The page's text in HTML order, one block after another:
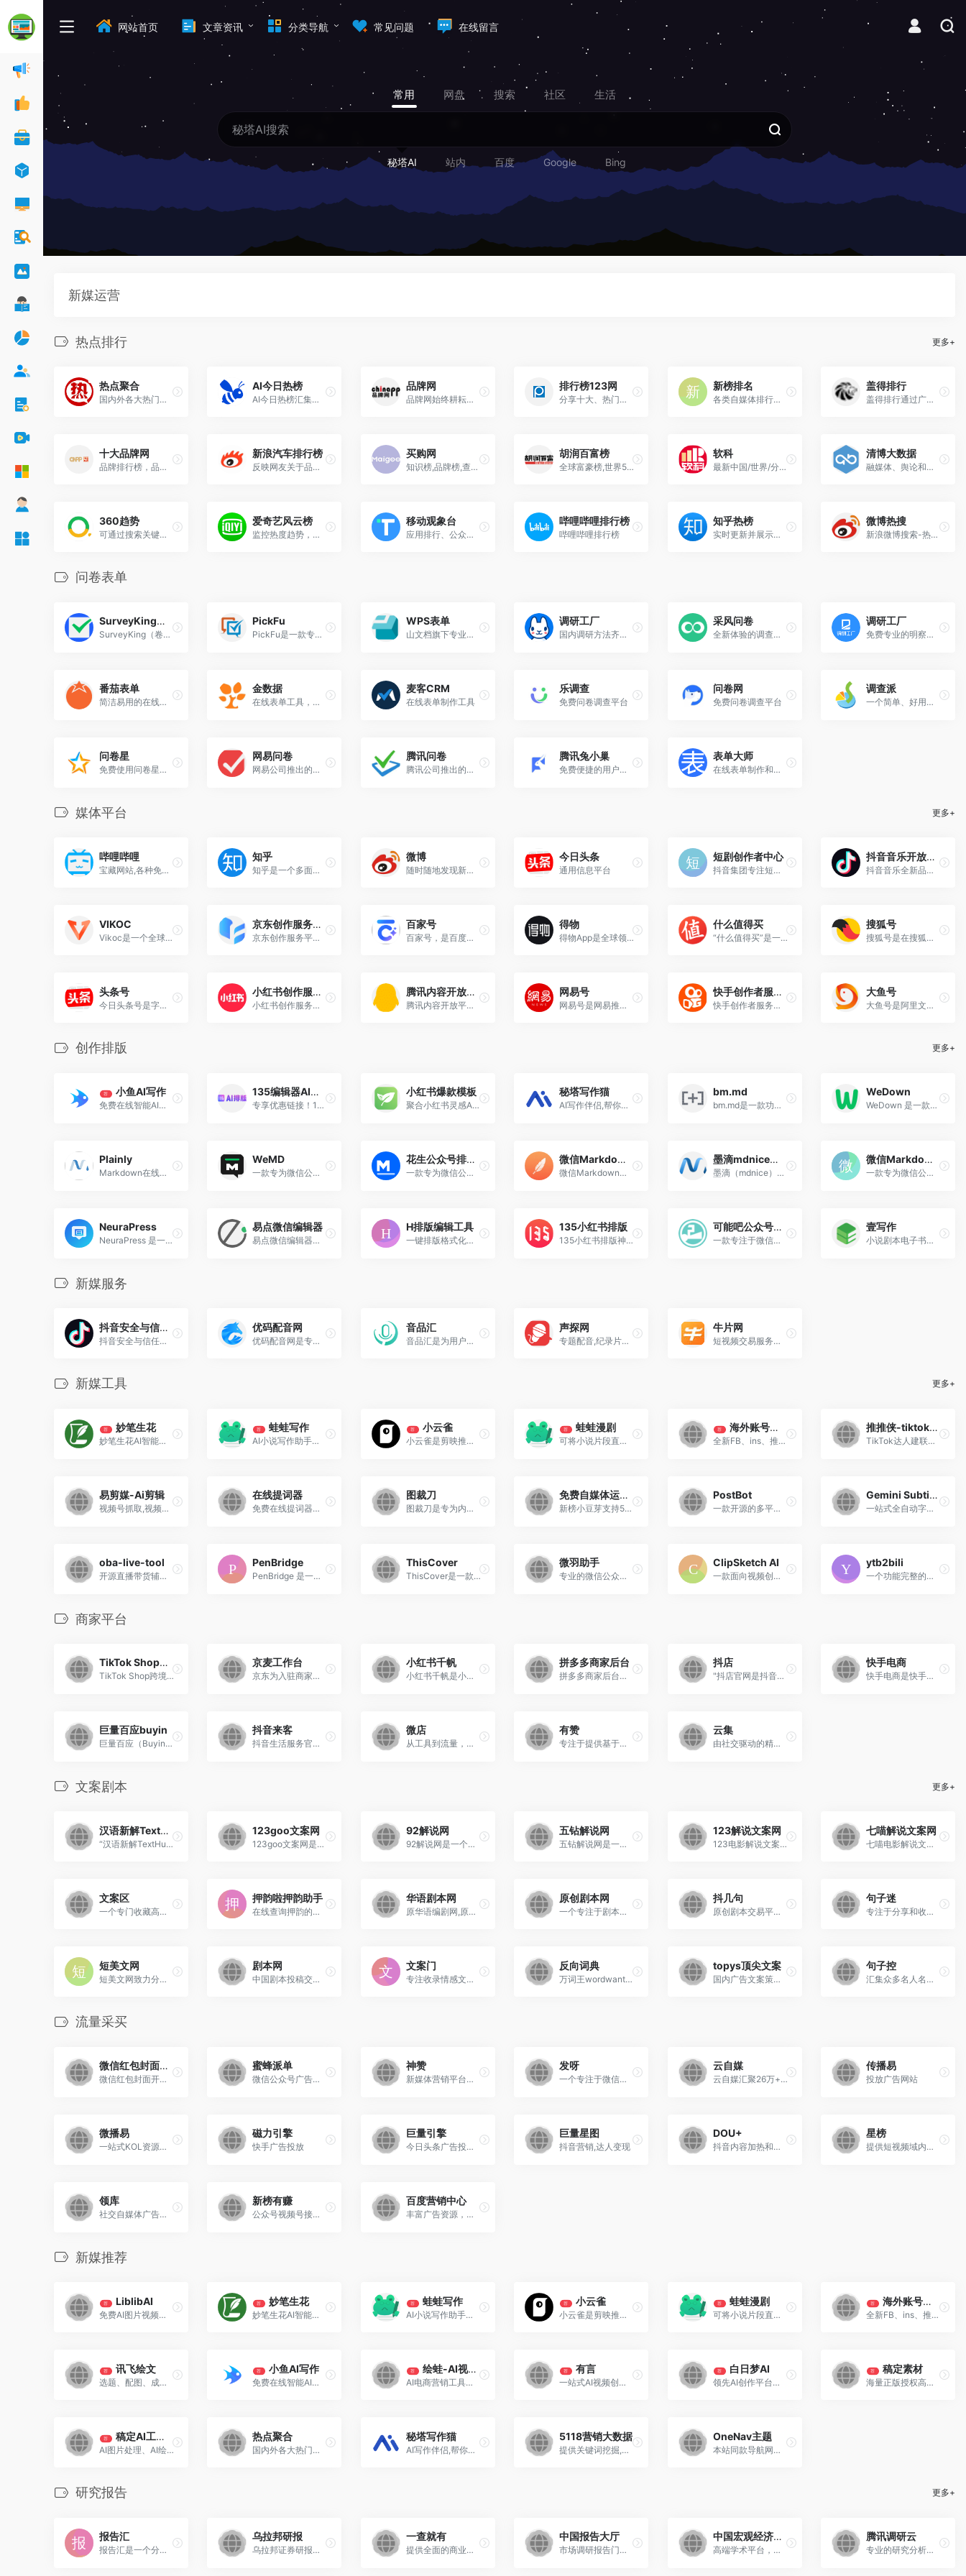
网站首页 文章资讯 分类导航 常见问题 在线留言
常用 网盘 搜索 社区 生活
秘塔AI 站内 百度 Google Bing
新媒运营
热点排行 更多+
热点聚合
国内外各大热门网站的聚合信息、热榜、榜单
AI今日热榜
AI今日热榜汇集全球顶尖来源的最新AI新闻、研究和趋势，快速追踪信息来源，为您节省宝贵时间。
品牌网
品牌网始终耕耘于品牌服务领域，品牌大数据一站式服务平台，也是查品牌，找品牌的首选平台，助力企业品牌扬帆远航
排行榜123网
分享十大、热门、人气排行榜,品牌排行榜
新榜排名
各类自媒体排行榜单
盖得排行
盖得排行通过广泛收集全球最专业的消费测评数据，结合独立调研测评，发布公正的消费排行榜
十大品牌网
品牌排行榜，品牌网门户
新浪汽车排行榜
反映网友关于品牌和车型的热度、销量、网友口碑等的综合评价
买购网
知识榜,品牌榜,查排行,品牌十大与知识生活十大排行榜门户
胡润百富榜
全球富豪榜,世界500强,富豪榜查询
软科
最新中国/世界/分专业的大学排名
清博大数据
融媒体、舆论和产业营销大数据服务者
360趋势
可通过搜索关键词，快速获取热度趋势、理解用户真实需求、了解关键字搜索的人群属性。
爱奇艺风云榜
监控热度趋势，分析视频看点，洞察受众兴趣
移动观象台
应用排行、公众号排行、App Store排行、终端指数、数据报告、市场洞察，用户画像
哔哩哔哩排行榜
哔哩哔哩排行榜
知乎热榜
实时更新并展示当前最热门的话题和问题
微博热搜
新浪微博搜索-热搜榜
问卷表单
SurveyKing卷王
SurveyKing（卷王）是一款功能全面、部署便捷的开源调查问卷与考试系统，凭借丰富的题型支持、灵活的逻辑配置和高效的部署方案，成为个人与企业级问卷调研、在线考试的优质选择。
PickFu
PickFu是一款专注于消费者研究和市场调研的在线工具，旨在通过问卷调查、A/B测试等方式为用户提供即时、真实且有价值的消费者反馈。
WPS表单
山文档旗下专业的信息收集工具
调研工厂
国内调研方法齐全、质量把控透明的调研平台
采风问卷
全新体验的调查问卷，表单，评测等调研平台
调研工厂
免费专业的明察暗访与问卷调查平台
番茄表单
简洁易用的在线表单设计、数据管理工具
金数据
在线表单工具，快速创建问卷调查、活动报名、意见反馈、信息登记、在线订单、考试测评等表单
麦客CRM
在线表单制作工具
乐调查
免费问卷调查平台
问卷网
免费问卷调查平台
调查派
一个简单、好用的免费自助调查工具
问卷星
免费使用问卷星创建问卷调查、在线考试、360度评估等应用
网易问卷
网易公司推出的一款易于上手高效快捷的在线问卷设计分析平台
腾讯问卷
腾讯公司推出的免费、专业的问卷调查系统
腾讯兔小巢
免费便捷的用户意见反馈服务平台
表单大师
在线表单制作和数据收集分析工具
媒体平台 更多+
哔哩哔哩
宝藏网站,各种免费教程
知乎
知乎是一个多面向的中文互联网平台，它不仅是一个问答社区，也是一个内容分享和讨论的场所。
微博
随时随地发现新鲜事
今日头条
通用信息平台
短剧创作者中心
抖音集团专注短剧全链路生产撮合的服务平台，是短剧创作中心、短剧版权中心、短剧服务平台。面向编剧、导演、演员、版权方等全品类短剧创作者开放免费入驻并提供创作服务。
抖音音乐开放平台
抖音音乐全新品牌“抖音音乐开放平台”打造一站式音乐人服务平台，在音乐的浩瀚星河，让有温度的音乐创作人入驻，为优秀音乐作品创造价值
VIKOC
Vikoc是一个全球视频创作服务平台，旨在将品牌与视频创作者、自由职业者和影响者连接起来。平台提供多种服务，包括内容创作和分发，为创作者提供了一个展示作品和变现技能的平台。
京东创作服务平台
京东创作服务平台是一个专为内容创作者设计的一站式服务平台，平台支持图文、视频、直播等多种内容形式的发布，并为创作者提供流量和佣金支持。
百家号
百家号，是百度为创作者打造的集创作、发布、变现于一体的内容创作平台，也是众多企业号实现营销转化的运营新阵地。
得物
得物App是全球领先的集正品潮流装备、潮流商品鉴别、潮流生活社区于一体的新一代潮流网购社区。“多道鉴别查验工序”的平台品控，为新世代消费者带来更安心的网购体验。
什么值得买
“什么值得买”是一个中国领先的消费导购与评价平台，主要为用户提供高性价比商品和优质服务的推荐。其核心功能包括商品评测、用户评价、优惠信息、购物攻略等，帮助用户做出更明智的购物决策。
搜狐号
搜狐号是在搜狐门户改革背景下全新打造的分类内容的入驻、发布和分发全平台，是集中搜狐网、手机搜狐网和搜狐新闻客户端三端资源大力推广媒体和自媒体优质内容的平台。
头条号
今日头条号是字节跳动公司推出的一款自媒体平台，旨在帮助个人、媒体、机构、企业等创作者通过内容创作实现价值变现。
小红书创作服务平台
小红书创作服务平台为小红书创作者和机构提供视频上传、数据分析、粉丝管理、创作指导等多项运营服务，助力用户解锁更多创作者专属功能，体验高效创作！
腾讯内容开放平台
腾讯内容开放平台是腾讯公司推出的一站式内容创作与运营平台，该平台通过整合腾讯旗下的多个流量平台（如微信、QQ、QQ空间、浏览器、腾讯新闻、腾讯视频等）。
网易号
网易号是网易推出的一个自媒体内容分发与品牌助推平台，旨在为内容创作者提供全方位的解决方案，包括内容分发、用户连接、品牌传播和商业化变现等服务。
快手创作者服务平台
快手创作者服务平台为创作者和机构提供强大的运营管理、高清视频上传、多维度数据分析、内容生产等辅助工具、依托平台丰富的资源提供热点趋势，更好的服务每个创作者。
大鱼号
大鱼号是阿里文娱体系为内容创作者提供的统一账号。大鱼号实现了阿里文娱体系一点接入，多点分发。内容创作者一点接入大鱼号，上传图文/视频可被分发到UC、优酷、土豆、淘系客户端等。
创作排版 更多+
荐 小鱼AI写作
免费在线智能AI写作平台,AI自动生成高质量原创内容
135编辑器AI排版
专享优惠链接！135编辑器的AI排版功能是一款专为公众号设计的智能图文排版工具，旨在帮助用户高效、便捷地完成图文内容的排版。
小红书爆款模板
聚合小红书灵感AI、爆款模板/标题/表情包、内容违规词检测等相关功能，为自媒体运营者高效编辑小红书笔记，免费无广，方便好用
秘塔写作猫
AI写作伴侣,帮你推敲用语、斟酌文法、改写文风,还能实时同步翻译
bm.md
bm.md是一款功能强大的开源Markdown排版助手，旨在帮助内容创作者高效、美观地排版文章，并实现一键多平台适配。
WeDown
WeDown 是一款专为微信公众号设计的免费Markdown 编辑器，支持实时预览、多主题切换、图床管理、一键复制。免费在线使用，无需安装，让内容创作更高效。
Plainly
Markdown在线编辑器，支持Windows和macOS系统，支持一键导出微信和知乎格式。
WeMD
一款专为微信公众号内容创作者打造的开源免费在线 Markdown 编辑工具,该平台致力于解决微信公众号原生编辑器对 Markdown 语法支持不足的问题，帮助用户高效、美观地排版文章。
花生公众号排版器
一款专为微信公众号打造的 Markdown 编辑器，它的核心定位是让自媒体创作者在撰写图文时，能够像写代码一样使用 Markdown 语法，同时通过实时预览快速看到排版效果。
微信Markdown编辑器
微信Markdown编辑器是一款专为微信公众号内容创作者设计的强大工具，它能够将Markdown文档自动即时渲染为微信图文，让用户彻底摆脱繁琐的排版工作。
墨滴mdnice编辑器
墨滴（mdnice）编辑器是一款专为Markdown排版优化的编辑工具，主要面向微信公众号、知乎和稀土掘金等平台的用户。
微信Markdown编辑器
一款专为微信公众号排版设计的高效工具，旨在简化内容创作者的排版流程
NeuraPress
NeuraPress 是一个将 Markdown 内容转换为微信公众号内容的工具，它允许用户无需进行任何调整即可一键复制 Markdown 内容到微信公众号中使用。
易点微信编辑器
易点微信编辑器是专为微信小编量身定做的一款微信公众号内容排版编辑工具，将以简洁的界面，精美的素材，强大的功能持续为广大微信公众号从业者提供服务。
H排版编辑工具
一键排版格式化在线网编工具，可以实现一键清除新闻文章等多余格式代码，一键排版网络文章、word文件实现快速格式化。在线一键排版网编工具帮助网络编辑提高文章排版工作效率。
135小红书排版
135小红书排版神器是一款专为小红书平台设计的AI智能排版工具，旨在帮助用户优化笔记的视觉效果和内容布局，提升笔记的吸引力和阅读体验
可能吧公众号排版器
一款专注于微信公众号文章排版的Markdown编辑工具
壹写作
小说剧本电子书创作工具
新媒服务
抖音安全与信任中心
抖音安全与信任中心旨在通过公开推荐算法原理、治理标准和用户服务机制，回应公众关切，接受社会监督，并构建更加健康和谐的网络环境。
优码配音网
优码配音网是专业的网络在线配音软件，提供在线文字转语音，语音合成助手，广告配音，真人主播配音，宣传片配音等网络配音软件服务，签约多位实力配音主播，为大家打造最专业的在线配音体验。
音品汇
音品汇是为用户提供文字转语音在线转化服务，文字转语音准确率达99%，文字转语音完成后可配乐用于广告配音，专题片配音等在线配音功能
声探网
专题配音,纪录片配音,解说录音动画配音网站
牛片网
短视频交易服务平台
新媒工具 更多+
荐 妙笔生花
妙笔生花AI智能创作助手专注长篇网文创作、短剧剧本创作，并配有拆书改编、拆书续写，让一条故事线从素材到成稿高效落地
荐 蛙蛙写作
AI小说写作助手，一站式润色、改写、扩写
荐 小云雀
小云雀是剪映推出的一款AI视频和图片创作助手，旨在帮助用户轻松实现零门槛的视频创作。只需输入指令，AI即可高效完成视频制作、数字人口播视频、设计图和图片换背景等任务。
荐 蛙蛙漫剧
可将小说片段直接生成AI漫剧，系统自动完成镜头拆分、角色绘制、配音合成到视频制作的一系列工作。
荐 海外账号交易平台
全新FB、ins、推特、tiktok、YouTube、Gmail登账号零售批发！
推推侠-tiktok达人建联
TikTok达人建联神器 让达人合作从”大海捞针”到”精准爆破”
易剪媒-Ai剪辑
视频号抓取,视频翻译,批量剪辑。聚合式Ai剪辑工具，支持视频翻译、万能资源嗅探、视频综合处理、二创去重、提文案加字幕、多模式合成、分镜混剪等。
在线提词器
免费在线提词器网页版，适用于直播、视频录制、在线授课和演讲等场合，帮助用户避免忘词，使发言更加流畅自然。
图裁刀
图裁刀是专为内容创作者设计的在线图片裁剪工具，支持JPG、PNG、WebP、HEIC格式，内置各大社交媒体平台预设尺寸，让分辨率和宽高比不再成为您的困扰。
免费自媒体运营神器
新榜小豆芽支持50+自媒体平台账号多开管理，作品一键分发，评论/私信聚合管理，爆款标题库/AI生成文章/标题，作品数据查看及链接导出，助力自媒体达人提高效率
PostBot
一款开源的多平台内容同步分发生产力工具，支持将文章、笔记、动态、图片、视频、音频等内容，一键同步发布至主流媒体平台。
Gemini Subtitle Pro
一站式全自动字幕生成软件，下载、转录、翻译、压制全流程覆盖，无需人工介入
oba-live-tool
开源直播带货辅助工具，旨在提升电商主播的运营效率。支持平台：抖音小店、巨量百应、抖音团购、小红书、视频号、快手小店、淘宝
PenBridge
PenBridge 是一款开源免费桌面应用，帮助你管理文章并一键发布到腾讯云开发者社区、掘金等技术平台。 支持 Markdown 编辑、定时发布、多平台同步。
ThisCover
ThisCover是一款专注于为博客、社交媒体以及自媒体创作者提供高质量封面图（Cover Image）生成与编辑的在线工具。
微羽助手
专业的微信公众号运营助手，提供多账号管理、AI 智能写作、精美排版、数据分析等全方位功能，助您打造爆款文章。
ClipSketch AI
一款面向视频创作者、社交媒体运营者及二次创作爱好者的AI驱动型内容创作工具，致力于将视频中的精彩瞬间一键转化为手绘风格的故事板，并自动生成适配社交平台的爆款文案。
ytb2bili
一个功能完整的视频自动化处理系统，支持从 YouTube 等平台下载视频，自动生成字幕、翻译内容、生成元数据，并定时上传到 Bilibili。
商家平台
TikTok Shop跨境电商
TikTok Shop跨境电商，覆盖美国、英国、沙特阿拉伯及东南亚市场！现在入驻，带你轻松打造全球爆品，好货卖全球，开启您的生意增长之旅！
京麦工作台
京东为入驻商家量身打造的一站式店铺运营管理平台，旨在通过整合京东及第三方资源，提供高效的数据支撑和工具服务，帮助商家实现店铺运营的数字化、智能化和协同化。
小红书千帆
小红书千帆是小红书专为入驻商家推出的社交内容电商解决方案平台，旨在通过“小红书+内容+社区”的生态帮助品牌实现高效变现。
拼多多商家后台
拼多多商家后台是拼多多平台为商家提供的一站式管理工具，旨在帮助商家高效运营店铺、提升销售业绩并优化客户体验。
抖店
"抖店官网是抖音电商官方商家入驻平台的登录入口，提供了一站式的商家开店服务。在这里，商家可以轻松地注册账号、创建店铺、管理商品、处理订单等。
快手电商
快手电商是快手平台上的一项重要业务，依托短视频和直播的形式，通过社交互动和内容推荐，为用户提供商品展示和购买服务。
巨量百应buyin
巨量百应（Buyin）是字节跳动旗下的一款内容电商综合服务平台，旨在为抖音电商生态中的达人、机构和商家等提供全面的工具支持。
抖音来客
抖音生活服务官方提供的商家经营平台
微店
从工具到流量，一站式解决社交网络开店的所有问题
有赞
专注于提供基于社交网络的全渠道经营SaaS系统和一体化新零售解决方案
云集
由社交驱动的精品会员电商平台
文案剧本 更多+
汉语新解TextHuman
“汉语新解TextHuman”是一个基于AI技术的创新项目，旨在为汉语词汇提供新颖的解释和视觉化的展示。
123goo文案网
123goo文案网是一个专注于提供原创影视解说文案的平台，其内容涵盖电影、电视剧、动漫、纪录片等多种类型，旨在满足不同创作者的需求。
92解说网
92解说网是一个专注于提供影视解说文案的网站，主要服务于电影、电视剧、动漫等领域的解说文案创作与资源分享。
五钻解说网
五钻解说网是一个专注于电影解说文案和影视影评资源的专业平台，为自媒体创作者、影视爱好者以及影视二创者提供丰富的高质量内容。
123解说文案网
123电影解说文案网是一个专注于影视解说文案创作与分享的专业平台，致力于为自媒体创作者提供高质量的原创电影解说文案、动漫解说教程、剪辑技巧等课程资源。
七喵解说文案网
七喵电影解说文案网是电影解说文案素材库平台，提供电影解说文案、电视剧解说文案、动漫解说文案、电影解说教程等类型素材，是解说创作者用户交互的地
文案区
一个专门收藏高级而小众的短句文案，为无文案的朋友圈提供优质分享
押韵啦押韵助手
在线查询押韵的字、词、诗、歌
华语剧本网
原华语编剧网,原创剧本交易投稿平台
原创剧本网
一个专注于剧本创作、交易和投稿的平台
抖几句
原创剧本交易平台,抖音快手剧本文案脚本
句子迷
专注于分享和收藏高品质句子的社区平台
短美文网
短美文网致力分享更多原创美文、经典文章、情感日志、优美散文和组成美文不可或小的好词好句大全。
剧本网
中国剧本投稿交易门户网站
文案门
专注收录情感文案的网站
反向词典
万词王wordwants反向词典官网网页版
topys顶尖文案
国内广告文案策划领域最专业的文案资源、信息资讯的发布与共享平台
句子控
汇集众多名人名言、经典名句、电影台词和歌词
流量采买
微信红包封面开放平台
微信红包封面开放平台是一个为品牌主提供个性化红包封面定制服务的付费平台。用户可以通过该平台自主设计红包封面样式，并创建封面故事，用于品牌营销和社交传播。
蜜蜂派单
微信公众号广告接单,公众号广告投放
神赞
新媒体营销平台，KOL营销品牌种草内容带货
发呀
一个专注于微信公众号广告投放和内容推广的数字化营销服务平台
云自媒
云自媒汇聚26万+优质自媒体资...
传播易
投放广告网站
微播易
一站式KOL资源采买服务
磁力引擎
快手广告投放
巨量引擎
今日头条广告投放,抖音广告投放
巨量星图
抖音营销,达人变现
DOU+
抖音内容加热和营销推广产品
星榜
提供短视频域内容营销和电商服务整合解决方案
领库
社交自媒体广告平台
新榜有赚
公众号视频号接广告赚钱
百度营销中心
丰富广告资源，海量优质流量
新媒推荐
荐 LiblibAI
免费AI图片视频生成，Liblib AI 是国内领先的AI创意平台，以海量模型、低门槛操作与“创作-分享-商业化”生态，让小白与专业创作者都能高效实现图文乃至视频创意表达。
荐 妙笔生花
妙笔生花AI智能创作助手专注长篇网文创作、短剧剧本创作，并配有拆书改编、拆书续写，让一条故事线从素材到成稿高效落地
荐 蛙蛙写作
AI小说写作助手，一站式润色、改写、扩写
荐 小云雀
小云雀是剪映推出的一款AI视频和图片创作助手，旨在帮助用户轻松实现零门槛的视频创作。只需输入指令，AI即可高效完成视频制作、数字人口播视频、设计图和图片换背景等任务。
荐 蛙蛙漫剧
可将小说片段直接生成AI漫剧，系统自动完成镜头拆分、角色绘制、配音合成到视频制作的一系列工作。
荐 海外账号交易平台
全新FB、ins、推特、tiktok、YouTube、Gmail登账号零售批发！
荐 讯飞绘文
选题、配图、成文，一站式创作，让内容运营更高效
荐 小鱼AI写作
免费在线智能AI写作平台,AI自动生成高质量原创内容
荐 绘蛙-AI视频生成
AI电商营销工具，旨在帮助商家和内容创作者提高内容创作的效率和质量
荐 有言
一站式AI视频创作，1200+免费3D数字人
荐 白日梦AI
领先AI创作平台，可生成最长50分钟的视频。人物一致性强，支持最新的Nano Banana。
荐 稿定素材
海量正版授权高清图片、平面模板、免抠元素等必备素材库；
荐 稿定AI工具集
AI图片处理、AI绘图等一站式AI图像创作和设计平台；
热点聚合
国内外各大热门网站的聚合信息、热榜、榜单
秘塔写作猫
AI写作伴侣,帮你推敲用语、斟酌文法、改写文风,还能实时同步翻译
5118营销大数据
提供关键词挖掘,行业词库,站群权重监控,关键词排名监控,指数词,流量词挖掘工具等排名工作人员必备百度站长工具平台
OneNav主题
本站同款导航网站主题，适合网址，资源，二维码分享网站。
研究报告 更多+
报告汇
报告汇是一个分享各行行业数据报告的网站，其内容涵盖了多个领域的行业报告和数据，为用户提供深入的行业洞察和市场分析。
乌拉邦研报
乌拉邦证券研报全文搜索引擎,提供最新、最全的新股、个股、行业、策略研究分析报告可在线免费阅读和免费下载，收录及时覆盖全。
一查就有
提供全面的商业数据服务和行业报告
中国报告大厅
市场调研报告门户,专业提供各行业市场调研报告
中国宏观经济论坛（CMF）
高端学术平台，旨在汇聚经济学领域的顶尖研究力量，聚焦宏观经济动态及重大经济问题
腾讯调研云
专业的研究分析平台